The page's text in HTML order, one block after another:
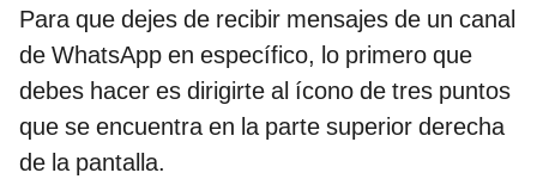
Para que dejes de recibir mensajes de un canal
de WhatsApp en específico, lo primero que
debes hacer es dirigirte al ícono de tres puntos
que se encuentra en la parte superior derecha
de la pantalla.